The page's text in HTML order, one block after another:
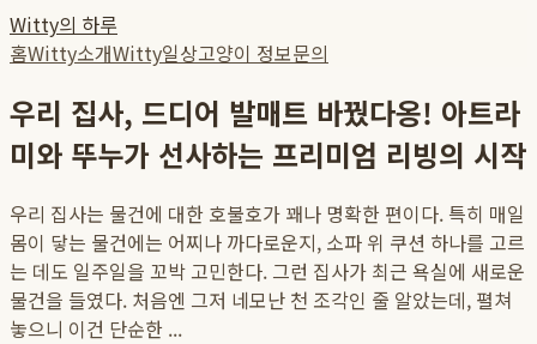
Witty의 하루
홈Witty소개Witty일상고양이 정보문의
우리 집사, 드디어 발매트 바꿨다옹! 아트라
미와 뚜누가 선사하는 프리미엄 리빙의 시작
우리 집사는 물건에 대한 호불호가 꽤나 명확한 편이다. 특히 매일
몸이 닿는 물건에는 어찌나 까다로운지, 소파 위 쿠션 하나를 고르
는 데도 일주일을 꼬박 고민한다. 그런 집사가 최근 욕실에 새로운
물건을 들였다. 처음엔 그저 네모난 천 조각인 줄 알았는데, 펼쳐
놓으니 이건 단순한 ...